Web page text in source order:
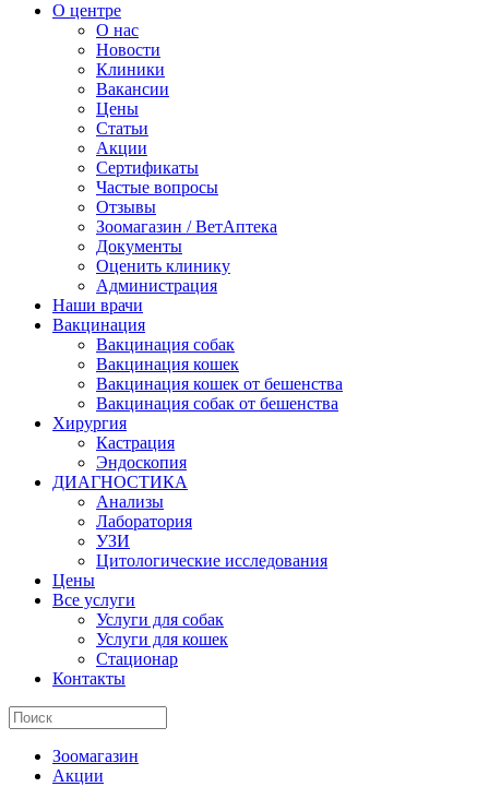
О центре
О нас
Новости
Клиники
Вакансии
Цены
Статьи
Акции
Сертификаты
Частые вопросы
Отзывы
Зоомагазин / ВетАптека
Документы
Оценить клинику
Администрация
Наши врачи
Вакцинация
Вакцинация собак
Вакцинация кошек
Вакцинация кошек от бешенства
Вакцинация собак от бешенства
Хирургия
Кастрация
Эндоскопия
ДИАГНОСТИКА
Анализы
Лаборатория
УЗИ
Цитологические исследования
Цены
Все услуги
Услуги для собак
Услуги для кошек
Стационар
Контакты
Зоомагазин
Акции